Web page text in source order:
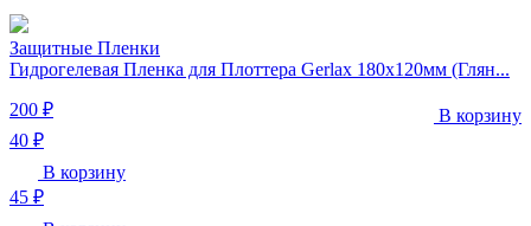
Защитные Пленки
Гидрогелевая Пленка для Плоттера Gerlax 180х120мм (Глян...
200 ₽
В корзину
40 ₽
В корзину
45 ₽